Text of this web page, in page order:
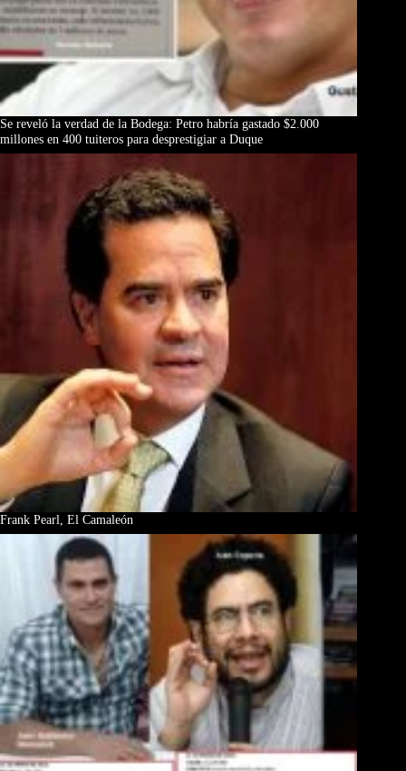
Se reveló la verdad de la Bodega: Petro habría gastado $2.000
millones en 400 tuiteros para desprestigiar a Duque
Frank Pearl, El Camaleón